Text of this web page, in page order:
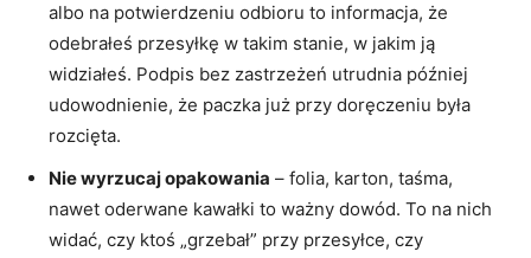
albo na potwierdzeniu odbioru to informacja, że
odebrałeś przesyłkę w takim stanie, w jakim ją
widziałeś. Podpis bez zastrzeżeń utrudnia później
udowodnienie, że paczka już przy doręczeniu była
rozcięta.
Nie wyrzucaj opakowania – folia, karton, taśma,
nawet oderwane kawałki to ważny dowód. To na nich
widać, czy ktoś „grzebał” przy przesyłce, czy